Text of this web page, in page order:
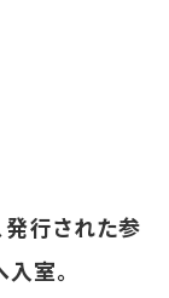
行された参
室。